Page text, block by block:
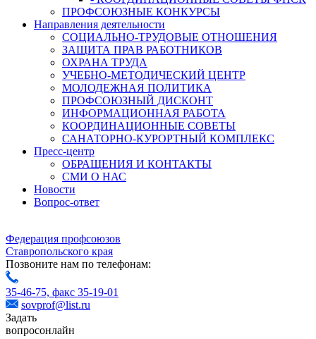
ПРОФСОЮЗНЫЕ КОНКУРСЫ
Направления деятельности
СОЦИАЛЬНО-ТРУДОВЫЕ ОТНОШЕНИЯ
ЗАЩИТА ПРАВ РАБОТНИКОВ
ОХРАНА ТРУДА
УЧЕБНО-МЕТОДИЧЕСКИЙ ЦЕНТР
МОЛОДЕЖНАЯ ПОЛИТИКА
ПРОФСОЮЗНЫЙ ДИСКОНТ
ИНФОРМАЦИОННАЯ РАБОТА
КООРДИНАЦИОННЫЕ СОВЕТЫ
САНАТОРНО-КУРОРТНЫЙ КОМПЛЕКС
Пресс-центр
ОБРАЩЕНИЯ И КОНТАКТЫ
СМИ О НАС
Новости
Вопрос-ответ
Федерация профсоюзов
Ставропольского края
Позвоните нам по телефонам:
35-46-75, факс 35-19-01
sovprof@list.ru
Задать
вопросонлайн